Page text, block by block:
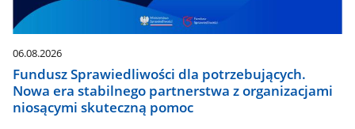
06.08.2026
Fundusz Sprawiedliwości dla potrzebujących.
Nowa era stabilnego partnerstwa z organizacjami
niosącymi skuteczną pomoc